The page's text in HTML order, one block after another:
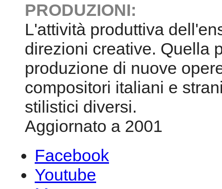
PRODUZIONI:
L'attività produttiva
direzioni creative. Quella
produzione di nuove
compositori italiani e
stilistici diversi.
Aggiornato a 2001
Facebook
Youtube